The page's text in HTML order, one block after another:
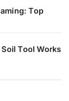
Top
Tool Works